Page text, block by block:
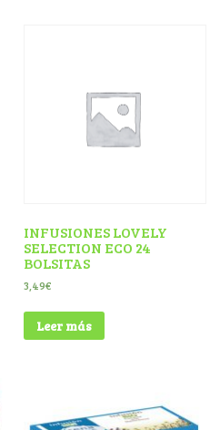
INFUSIONES LOVELY
SELECTION ECO 24
BOLSITAS
3,49€
Leer más